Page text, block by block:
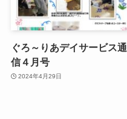
ぐろ～りあデイサービス通
信４月号
2024年4月29日